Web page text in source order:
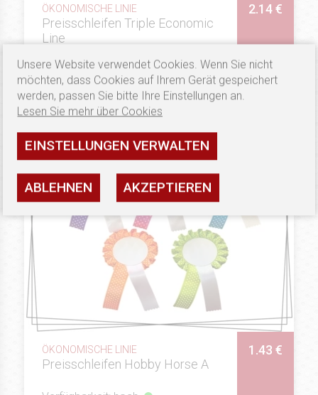
ÖKONOMISCHE LINIE
Preisschleifen Triple Economic
Line
2.14 €
SEHEN
ÖKONOMISCHE LINIE
Preisschleifen Hobby Horse A
1.43 €
Unsere Website verwendet Cookies. Wenn Sie nicht
möchten, dass Cookies auf Ihrem Gerät gespeichert
werden, passen Sie bitte Ihre Einstellungen an.
Lesen Sie mehr über Cookies
EINSTELLUNGEN VERWALTEN
ABLEHNEN AKZEPTIEREN